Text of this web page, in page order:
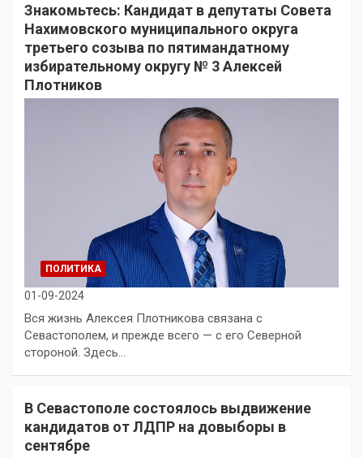
Знакомьтесь: Кандидат в депутаты Совета
Нахимовского муниципального округа
третьего созыва по пятимандатному
избирательному округу № 3 Алексей
Плотников
ПОЛИТИКА
01-09-2024
Вся жизнь Алексея Плотникова связана с
Севастополем, и прежде всего — с его Северной
стороной. Здесь…
В Севастополе состоялось выдвижение
кандидатов от ЛДПР на довыборы в
сентябре